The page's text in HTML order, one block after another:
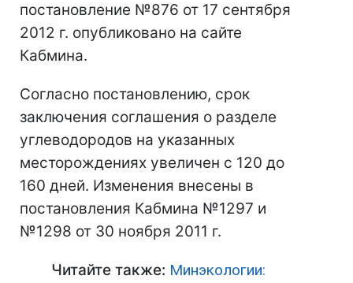
постановление №876 от 17 сентября
2012 г. опубликовано на сайте
Кабмина.
Согласно постановлению, срок
заключения соглашения о разделе
углеводородов на указанных
месторождениях увеличен с 120 до
160 дней. Изменения внесены в
постановления Кабмина №1297 и
№1298 от 30 ноября 2011 г.
Читайте также: Минэкологии: